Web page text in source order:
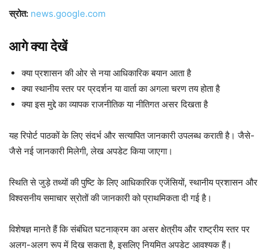
स्रोत: news.google.com
आगे क्या देखें
क्या प्रशासन की ओर से नया आधिकारिक बयान आता है
क्या स्थानीय स्तर पर प्रदर्शन या वार्ता का अगला चरण तय होता है
क्या इस मुद्दे का व्यापक राजनीतिक या नीतिगत असर दिखता है
यह रिपोर्ट पाठकों के लिए संदर्भ और सत्यापित जानकारी उपलब्ध कराती है। जैसे-
जैसे नई जानकारी मिलेगी, लेख अपडेट किया जाएगा।
स्थिति से जुड़े तथ्यों की पुष्टि के लिए आधिकारिक एजेंसियों, स्थानीय प्रशासन और
विश्वसनीय समाचार स्रोतों की जानकारी को प्राथमिकता दी गई है।
विशेषज्ञ मानते हैं कि संबंधित घटनाक्रम का असर क्षेत्रीय और राष्ट्रीय स्तर पर
अलग-अलग रूप में दिख सकता है, इसलिए नियमित अपडेट आवश्यक हैं।